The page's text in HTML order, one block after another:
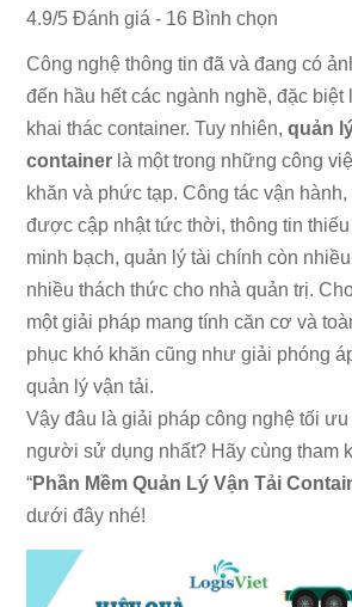
4.9/5 Đánh giá - 16 Bình chọn
Công nghệ thông tin đã và đang có
đến hầu hết các ngành nghề, đặc
khai thác container. Tuy nhiên,quản
container là một trong những công
khăn và phức tạp. Công tác vận
được cập nhật tức thời, thông tin
minh bạch, quản lý tài chính còn
nhiều thách thức cho nhà quản trị.
một giải pháp mang tính căn cơ và
phục khó khăn cũng như giải phóng
quản lý vận tải.
Vậy đâu là giải pháp công nghệ tối
người sử dụng nhất? Hãy cùng tham
“Phần Mềm Quản Lý Vận Tải
dưới đây nhé!